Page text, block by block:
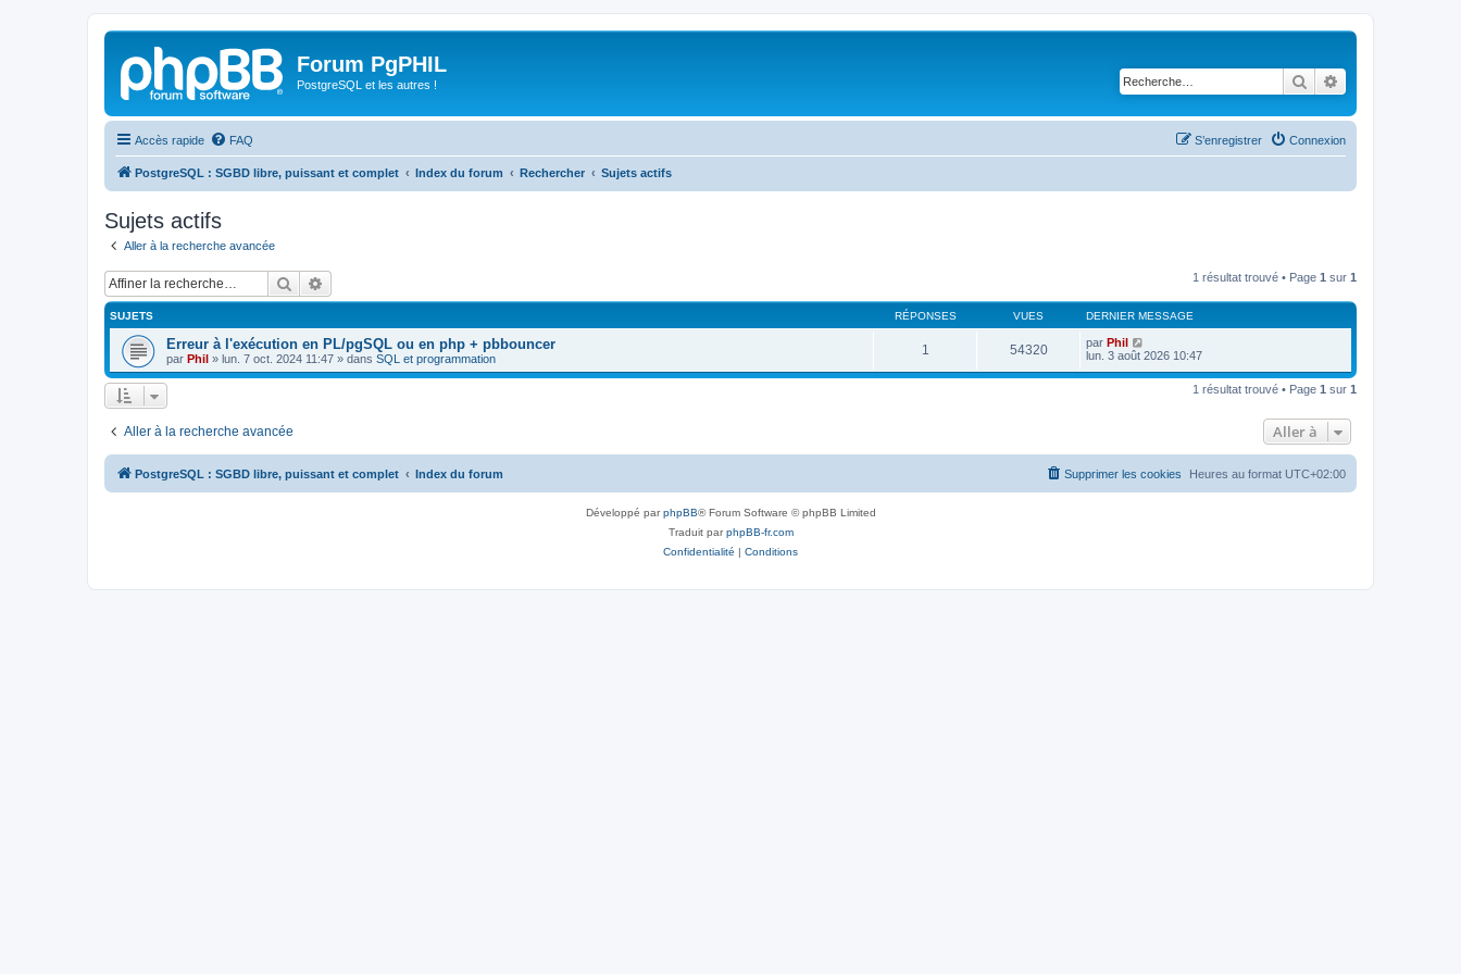
Forum PgPHIL
PostgreSQL et les autres ! Rechercher
Accès rapide FAQ Connexion
S’enregistrer
PostgreSQL : SGBD libre, puissant et complet Index du forum Rechercher Sujets actifs
Sujets actifs
Aller à la recherche avancée
Rechercher 1 résultat trouvé • Page 1 sur 1
SUJETS RÉPONSES VUES DERNIER MESSAGE
Erreur à l'exécution en PL/pgSQL ou en php + pbbouncer
par Phil » lun. 7 oct. 2024 11:47 » dans SQL et programmation
1 54320 par Phil
lun. 3 août 2026 10:47
1 résultat trouvé • Page 1 sur 1
Aller à la recherche avancée Aller à
PostgreSQL : SGBD libre, puissant et complet Index du forum Heures au format UTC+02:00
Supprimer les cookies
Développé parphpBB® Forum Software © phpBB Limited
Traduit parphpBB-fr.com
Confidentialité | Conditions